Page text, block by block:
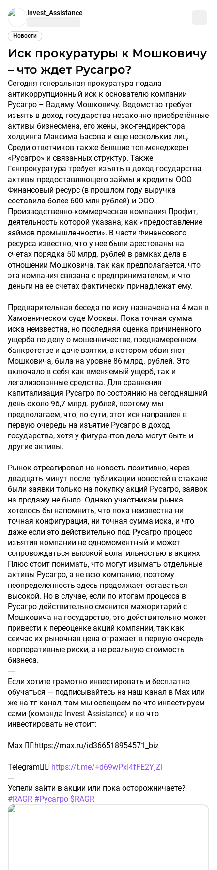
Invest_Assistance
Новости
Иск прокуратуры к Мошковичу
– что ждет Русагро?
Сегодня генеральная прокуратура подала
антикоррупционный иск к основателю компании
Русагро – Вадиму Мошковичу. Ведомство требует
изъять в доход государства незаконно приобретённые
активы бизнесмена, его жены, экс-гендиректора
холдинга Максима Басова и ещё нескольких лиц.
Среди ответчиков также бывшие топ-менеджеры
«Русагро» и связанных структур. Также
Генпрокуратура требует изъять в доход государства
активы предоставляющего займы и кредиты ООО
Финансовый ресурс (в прошлом году выручка
составила более 600 млн рублей) и ООО
Производственно-коммерческая компания Профит,
деятельность которой указана, как «предоставление
займов промышленности». В части Финансового
ресурса известно, что у нее были арестованы на
счетах порядка 50 млрд. рублей в рамках дела в
отношении Мошковича, так как предполагается, что
эта компания связана с предпринимателем, и что
деньги на ее счетах фактически принадлежат ему.
Предварительная беседа по иску назначена на 4 мая в
Хамовническом суде Москвы. Пока точная сумма
иска неизвестна, но последняя оценка причиненного
ущерба по делу о мошенничестве, преднамеренном
банкротстве и даче взятки, в котором обвиняют
Мошковича, была на уровне 86 млрд. рублей. Это
включало в себя как вменяемый ущерб, так и
легализованные средства. Для сравнения
капитализация Русагро по состоянию на сегодняшний
день около 96,7 млрд. рублей, поэтому мы
предполагаем, что, по сути, этот иск направлен в
первую очередь на изъятие Русагро в доход
государства, хотя у фигурантов дела могут быть и
другие активы.
Рынок отреагировал на новость позитивно, через
двадцать минут после публикации новостей в стакане
были заявки только на покупку акций Русагро, заявок
на продажу не было. Однако участникам рынка
хотелось бы напомнить, что пока неизвестна ни
точная конфигурация, ни точная сумма иска, и что
даже если это действительно под Русагро процесс
изъятия компании не одномоментный и может
сопровождаться высокой волатильностью в акциях.
Плюс стоит понимать, что могут изымать отдельные
активы Русагро, а не всю компанию, поэтому
неопределенность здесь продолжает оставаться
высокой. Но в случае, если по итогам процесса в
Русагро действительно сменится мажоритарий с
Мошковича на государство, это действительно может
привести к переоценке акций компании, так как
сейчас их рыночная цена отражает в первую очередь
корпоративные риски, а не реальную стоимость
бизнеса.
----
Если хотите грамотно инвестировать и бесплатно
обучаться — подписывайтесь на наш канал в Max или
же на тг канал, там мы освещаем во что инвестируем
сами (команда Invest Assistance) и во что
инвестировать не стоит:
Max 👉🏻https://max.ru/id366518954571_biz
Telegram👉🏻 https://t.me/+d69wPxI4fFE2YjZi
---
Успели зайти в акции или пока осторожничаете?
#RAGR #Русагро $RAGR